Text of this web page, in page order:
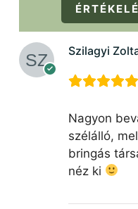
Szilagyi
Nagyon
szélálló,
bringás
néz ki